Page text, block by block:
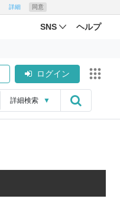
詳細 同意
SNS ヘルプ
ログイン
詳細検索 ▼